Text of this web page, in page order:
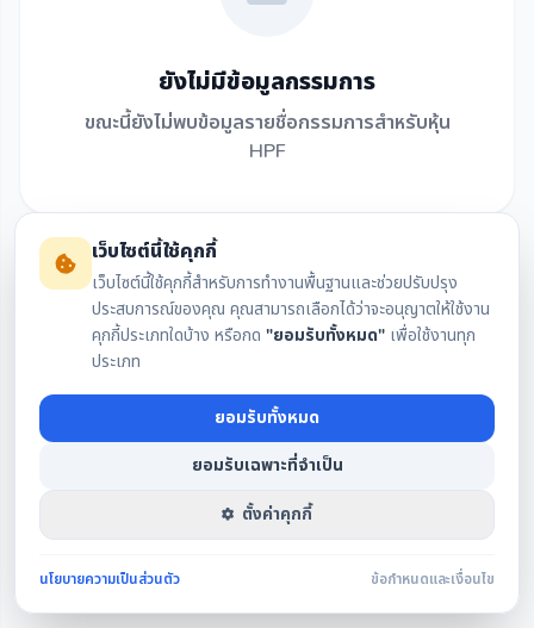
ยังไม่มีข้อมูลกรรมการ
ขณะนี้ยังไม่พบข้อมูลรายชื่อกรรมการสำหรับหุ้น
HPF
เว็บไซต์นี้ใช้คุกกี้
เว็บไซต์นี้ใช้คุกกี้สำหรับการทำงานพื้นฐานและช่วยปรับปรุง
ประสบการณ์ของคุณ คุณสามารถเลือกได้ว่าจะอนุญาตให้ใช้งาน
คุกกี้ประเภทใดบ้าง หรือกด "ยอมรับทั้งหมด" เพื่อใช้งานทุก
ประเภท
ยอมรับทั้งหมด
ยอมรับเฉพาะที่จำเป็น
ตั้งค่าคุกกี้
นโยบายความเป็นส่วนตัว ข้อกำหนดและเงื่อนไข